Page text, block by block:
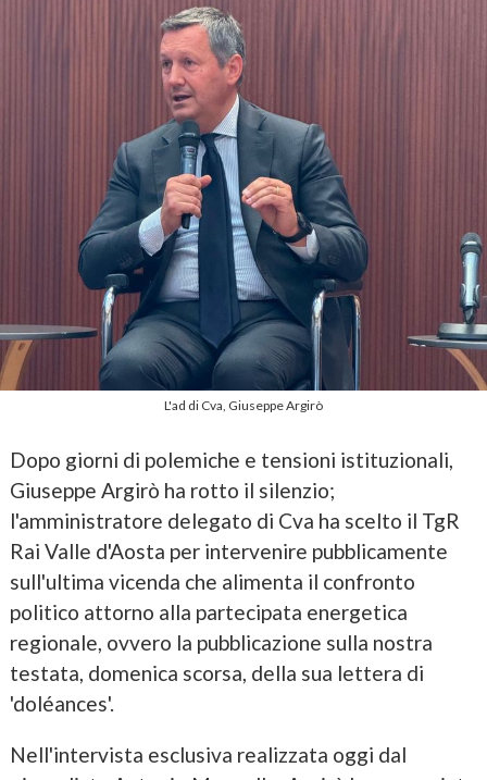
L'ad di Cva, Giuseppe Argirò
Dopo giorni di polemiche e tensioni istituzionali,
Giuseppe Argirò ha rotto il silenzio;
l'amministratore delegato di Cva ha scelto il TgR
Rai Valle d'Aosta per intervenire pubblicamente
sull'ultima vicenda che alimenta il confronto
politico attorno alla partecipata energetica
regionale, ovvero la pubblicazione sulla nostra
testata, domenica scorsa, della sua lettera di
'doléances'.
Nell'intervista esclusiva realizzata oggi dal